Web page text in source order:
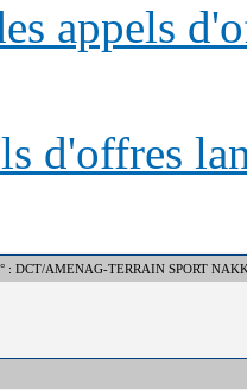
appels
d'offres
: DCT/AMENAG-TERRAIN SPORT